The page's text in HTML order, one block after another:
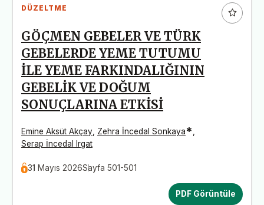
DÜZELTME
GÖÇMEN GEBELER VE TÜRK
GEBELERDE YEME TUTUMU
İLE YEME FARKINDALIĞININ
GEBELİK VE DOĞUM
SONUÇLARINA ETKİSİ
Emine Aksüt Akçay Zehra İncedal Sonkaya*
Serap İncedal Irgat
31 Mayıs 2026Sayfa 501-501
PDF Görüntüle